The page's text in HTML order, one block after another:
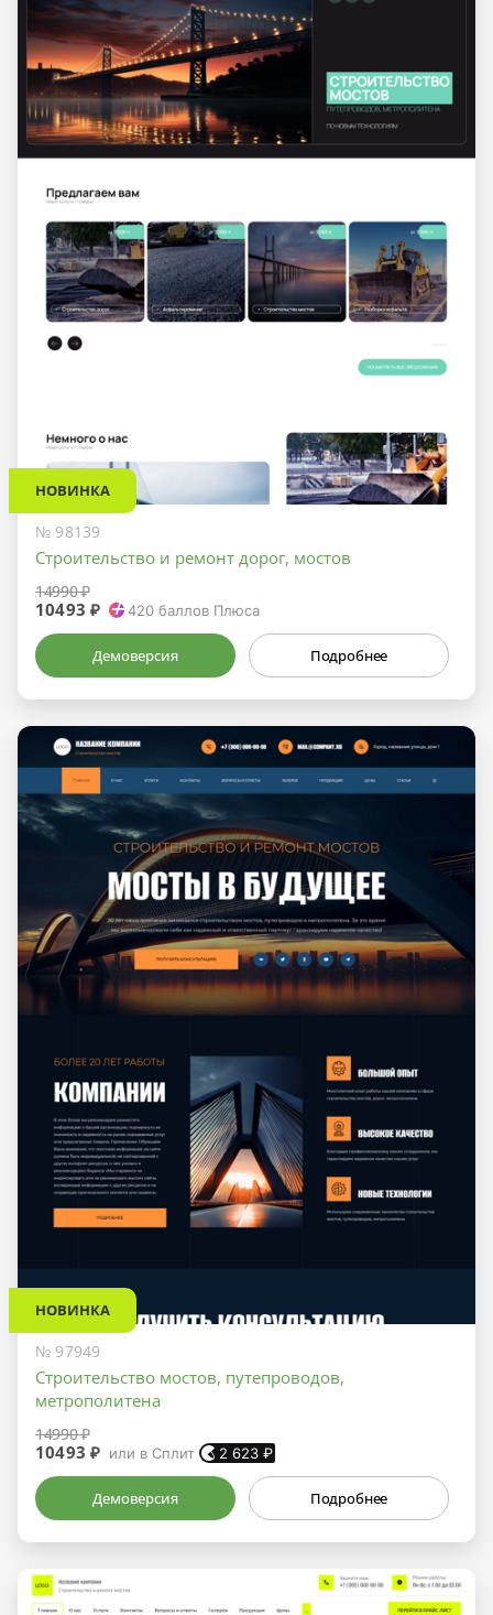
НОВИНКА
№ 98139
Строительство и ремонт дорог, мостов
14990 ₽
10493 ₽ 420 баллов Плюса
Демоверсия Подробнее
НОВИНКА
№ 97949
Строительство мостов, путепроводов,
метрополитена
14990 ₽
10493 ₽ или в Сплит 2 623 ₽
Демоверсия Подробнее